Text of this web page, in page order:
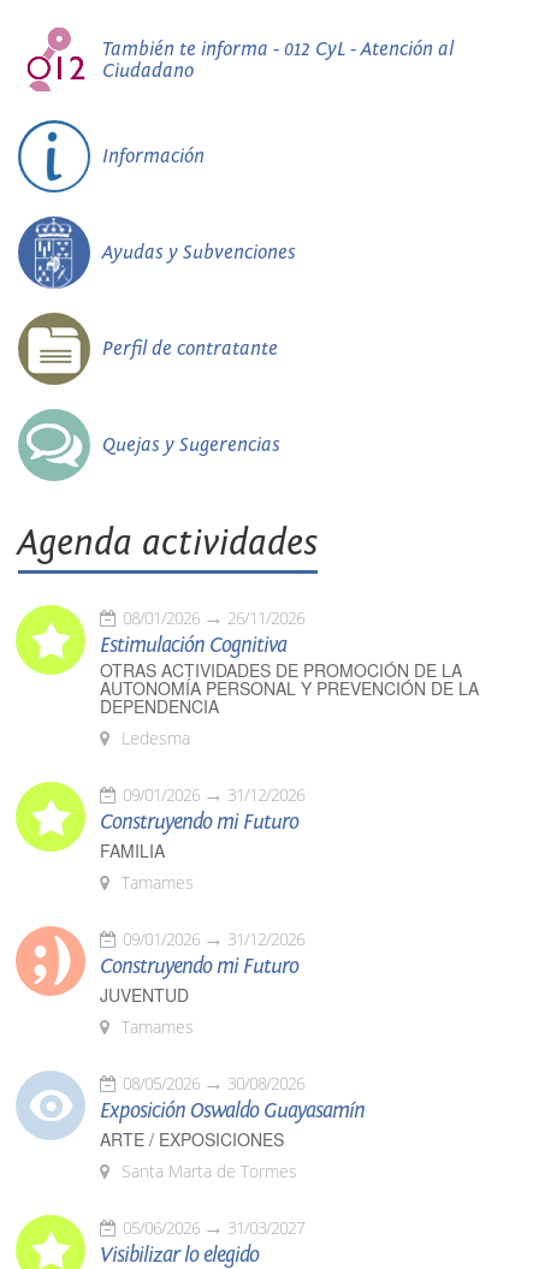
También te informa - 012 CyL - Atención al
Ciudadano
Información
Ayudas y Subvenciones
Perfil de contratante
Quejas y Sugerencias
Agenda actividades
08/01/2026 26/11/2026
Estimulación Cognitiva
OTRAS ACTIVIDADES DE PROMOCIÓN DE LA
AUTONOMÍA PERSONAL Y PREVENCIÓN DE LA
DEPENDENCIA
Ledesma
09/01/2026 31/12/2026
Construyendo mi Futuro
FAMILIA
Tamames
09/01/2026 31/12/2026
Construyendo mi Futuro
JUVENTUD
Tamames
08/05/2026 30/08/2026
Exposición Oswaldo Guayasamín
ARTE / EXPOSICIONES
Santa Marta de Tormes
05/06/2026 31/03/2027
Visibilizar lo elegido